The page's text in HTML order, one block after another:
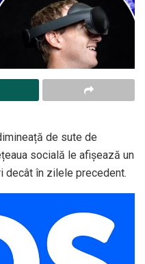
de sute de
socială le afișează un
decât în zilele precedent.